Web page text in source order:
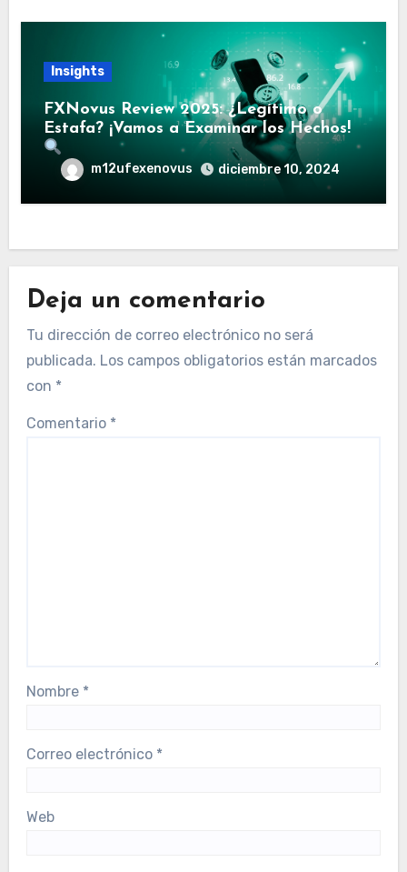
Insights
FXNovus Review 2025: ¿Legítimo o
Estafa? ¡Vamos a Examinar los Hechos!
m12ufexenovus diciembre 10, 2024
Deja un comentario
Tu dirección de correo electrónico no será
publicada. Los campos obligatorios están marcados
con *
Comentario *
Nombre *
Correo electrónico *
Web